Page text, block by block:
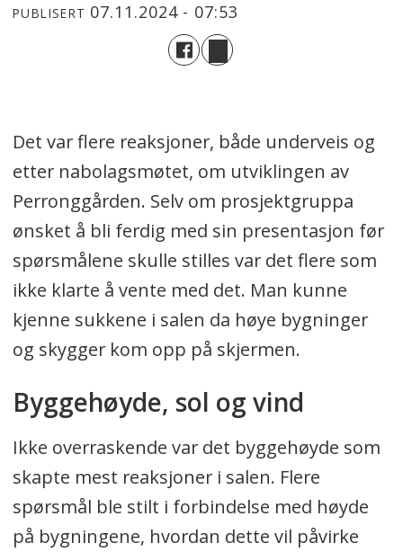
PUBLISERT 07.11.2024 - 07:53
Det var flere reaksjoner, både underveis og
etter nabolagsmøtet, om utviklingen av
Perronggården. Selv om prosjektgruppa
ønsket å bli ferdig med sin presentasjon før
spørsmålene skulle stilles var det flere som
ikke klarte å vente med det. Man kunne
kjenne sukkene i salen da høye bygninger
og skygger kom opp på skjermen.
Byggehøyde, sol og vind
Ikke overraskende var det byggehøyde som
skapte mest reaksjoner i salen. Flere
spørsmål ble stilt i forbindelse med høyde
på bygningene, hvordan dette vil påvirke